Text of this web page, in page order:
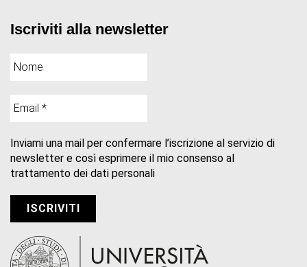
Iscriviti alla newsletter
Inviami una mail per confermare l’iscrizione al servizio di
newsletter e così esprimere il mio consenso al
trattamento dei dati personali